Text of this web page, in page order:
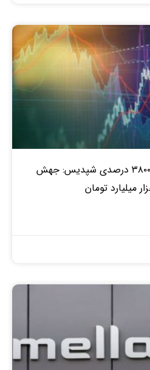
افزایش سرمایه سنگین ۳۸۰۰ درصدی شپدیس: جهش